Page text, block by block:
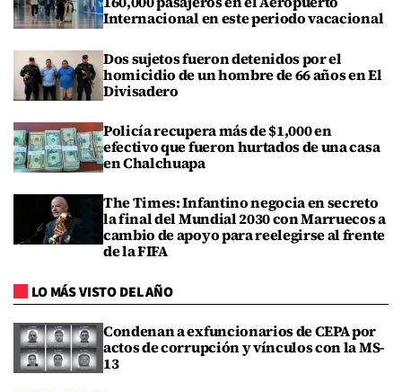
Internacional en este periodo vacacional
Dos sujetos fueron detenidos por el
homicidio de un hombre de 66 años en El
Divisadero
Policía recupera más de $1,000 en
efectivo que fueron hurtados de una casa
en Chalchuapa
The Times: Infantino negocia en secreto
la final del Mundial 2030 con Marruecos a
cambio de apoyo para reelegirse al frente
de la FIFA
LO MÁS VISTO DEL AÑO
Condenan a exfuncionarios de CEPA por
actos de corrupción y vínculos con la MS-
13